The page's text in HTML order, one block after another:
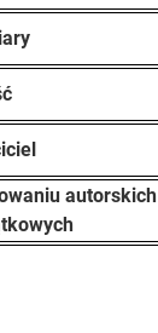
autorskich